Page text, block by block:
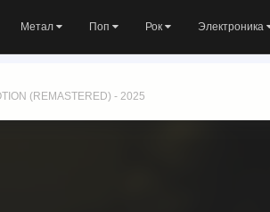
Метал Поп Рок Электроника
(REMASTERED) - 2025